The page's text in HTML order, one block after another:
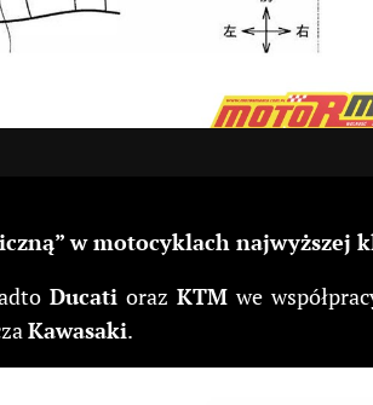
w motocyklach najwyższej
Ducatioraz KTMwe
Kawasaki.